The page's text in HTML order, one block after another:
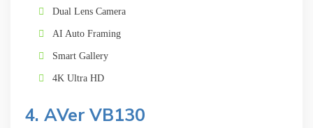
Dual Lens Camera
AI Auto Framing
Smart Gallery
4K Ultra HD
4. AVer VB130